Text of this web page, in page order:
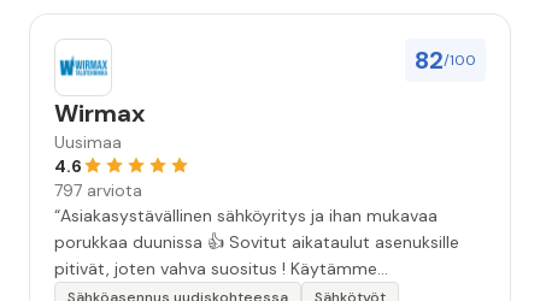
82/100
Wirmax
Uusimaa
4.6
797 arviota
“Asiakasystävällinen sähköyritys ja ihan mukavaa
porukkaa duunissa 👍 Sovitut aikataulut asenuksille
pitivät, joten vahva suositus ! Käytämme
seuraavallakin kerralla!”